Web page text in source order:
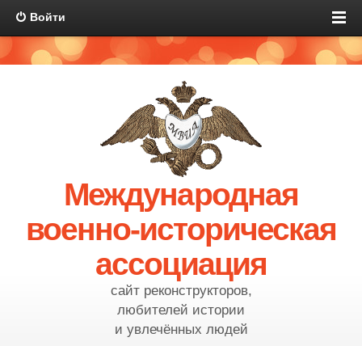
Войти
Международная
военно-историческая
ассоциация
сайт реконструкторов,
любителей истории
и увлечённых людей